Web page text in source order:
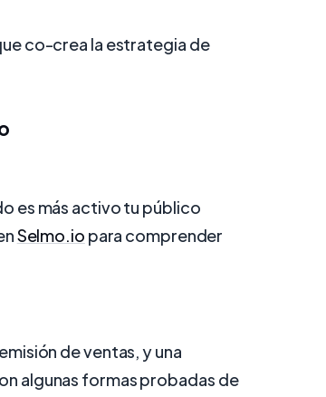
co-crea la estrategia de
es más activo tu público
Selmo.io para comprender
de ventas, y una
algunas formas probadas de